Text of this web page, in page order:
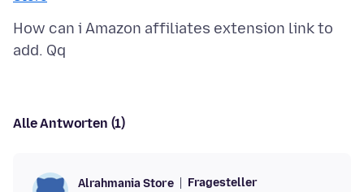
How can i Amazon affiliates extension link to
Alle Antworten (1)
Alrahmania Store Fragesteller